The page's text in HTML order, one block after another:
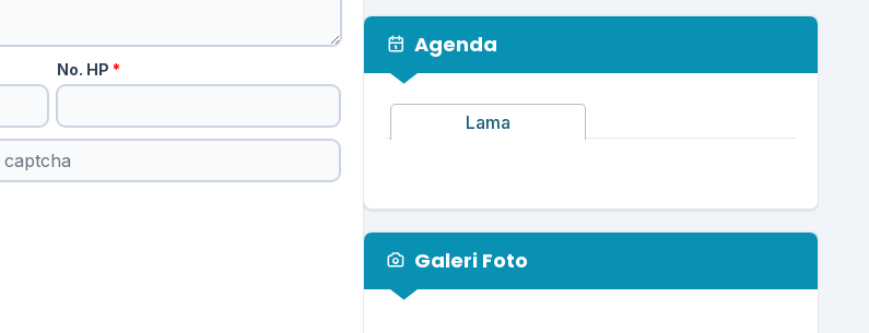
No. HP*
Agenda
Lama
Galeri Foto